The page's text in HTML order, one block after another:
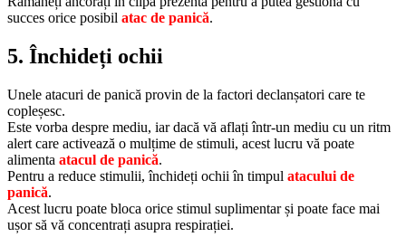
succes orice posibil atac de panică.
5. Închideți ochii
Unele atacuri de panică provin de la factori declanșatori care te
copleșesc.
Este vorba despre mediu, iar dacă vă aflați într-un mediu cu un ritm
alert care activează o mulțime de stimuli, acest lucru vă poate
alimenta atacul de panică.
Pentru a reduce stimulii, închideți ochii în timpul atacului de
panică.
Acest lucru poate bloca orice stimul suplimentar și poate face mai
ușor să vă concentrați asupra respirației.